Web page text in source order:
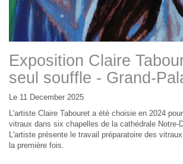
Exposition Claire
seul souffle - Grand-
Le 11 December 2025
L'artiste Claire Tabouret a été choisie en 2024
vitraux dans six chapelles de la cathédrale Notre-
L'artiste présente le travail préparatoire des
la première fois.